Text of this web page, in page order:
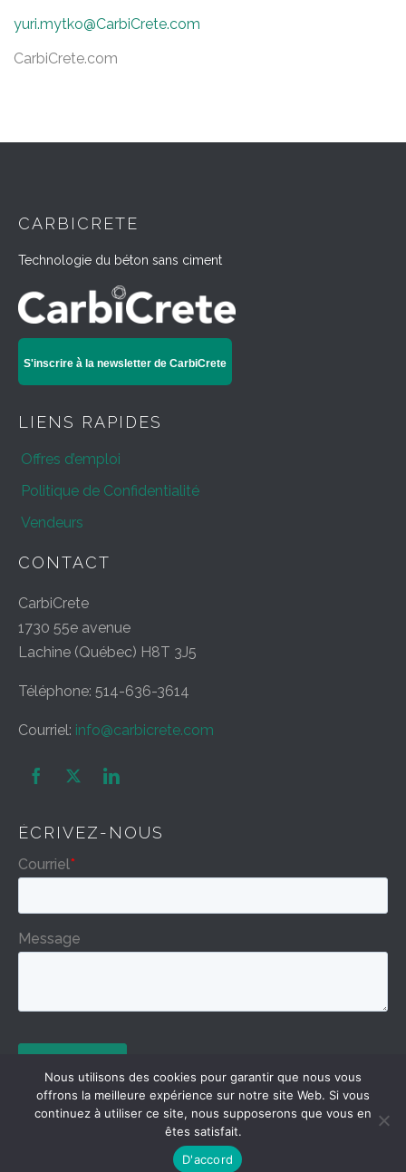
yuri.mytko@CarbiCrete.com
CarbiCrete.com
CARBICRETE
Technologie du béton sans ciment
S'inscrire à la newsletter de CarbiCrete
LIENS RAPIDES
Offres d’emploi
Politique de Confidentialité
Vendeurs
CONTACT
CarbiCrete
1730 55e avenue
Lachine (Québec) H8T 3J5
Téléphone: 514-636-3614
Courriel: info@carbicrete.com
 
ÉCRIVEZ-NOUS
© 2024 Carbicrete.com
Nous utilisons des cookies pour garantir que nous vous
offrons la meilleure expérience sur notre site Web. Si vous
continuez à utiliser ce site, nous supposerons que vous en
êtes satisfait.
D'accord